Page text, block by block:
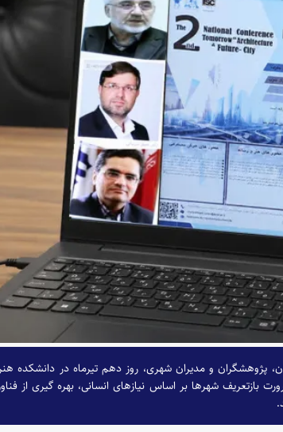
پژوهشگران و مدیران شهری، روز دهم تیرماه در دانشکده
بازتعریف شهرها بر اساس نیازهای انسانی، بهره گیری از